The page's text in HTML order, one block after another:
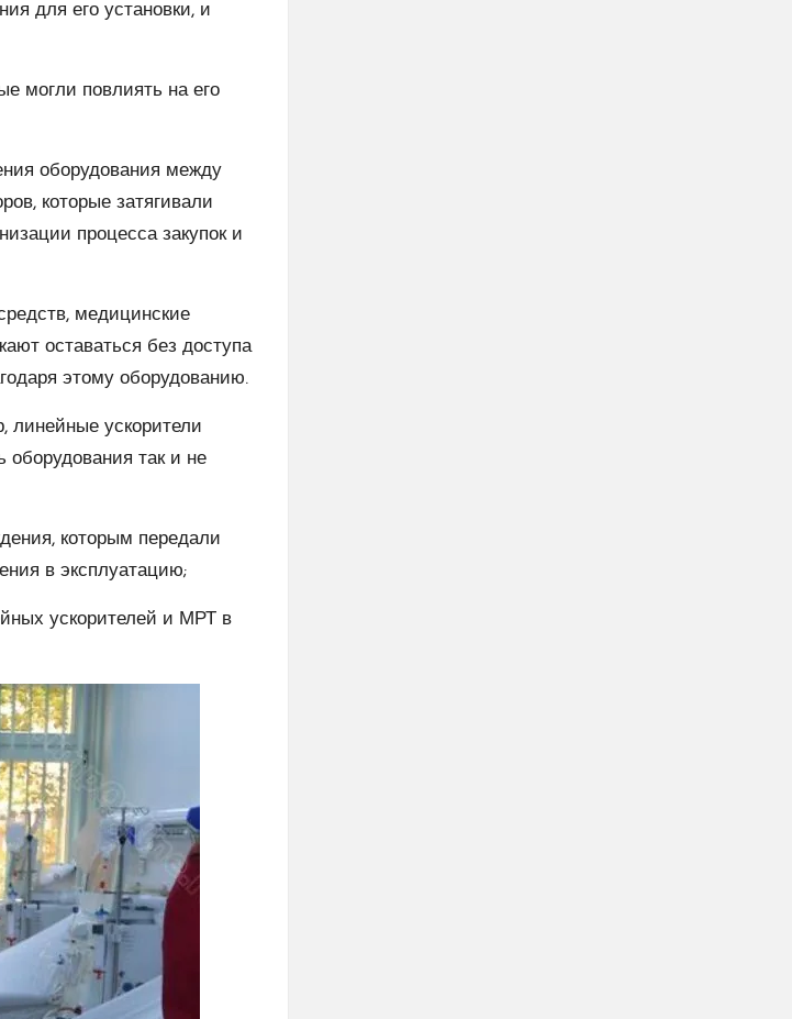
для его установки, и
могли повлиять на его
оборудования между
которые затягивали
процесса закупок и
медицинские
оставаться без доступа
этому оборудованию.
линейные ускорители
оборудования так и не
которым передали
в эксплуатацию;
ускорителей и МРТ в